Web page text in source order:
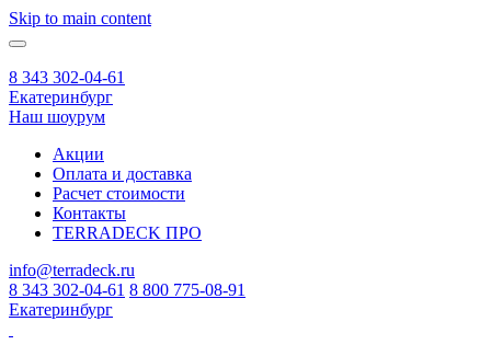
Skip to main content
8 343 302-04-61
Екатеринбург
Наш шоурум
Акции
Оплата и доставка
Расчет стоимости
Контакты
TERRADECK ПРО
info@terradeck.ru
8 343 302-04-61 8 800 775-08-91
Екатеринбург